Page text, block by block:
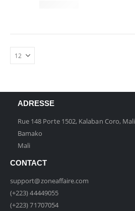
ADRESSE
Rue 148 Porte 1502, Kalaban Coro, Mali
Bamako
Mali
CONTACT
support@zoneaffaire.com
(+223) 44449055
(+223) 71707054